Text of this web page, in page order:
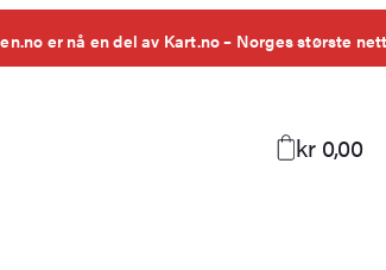
er nå en del av Kart.no – Norges største
kr 0,00